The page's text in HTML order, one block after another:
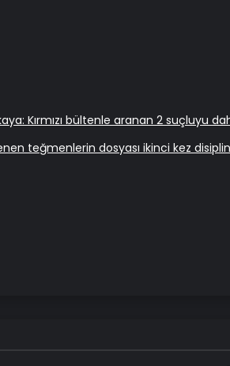
Kırmızı bültenle aranan 2 suçluyu
teğmenlerin dosyası ikinci kez